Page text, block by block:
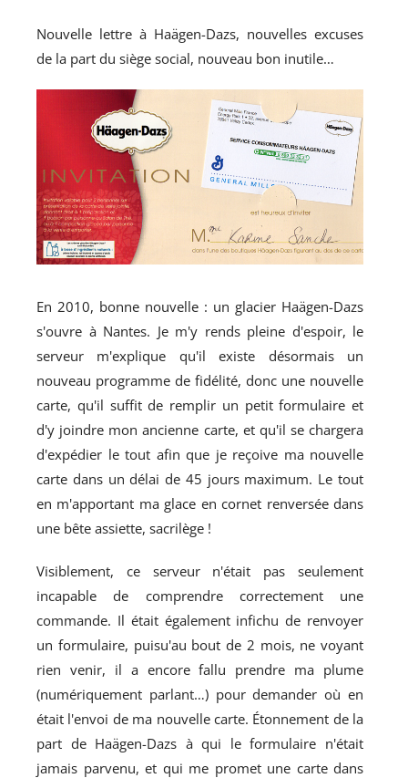
Nouvelle lettre à Haägen-Dazs, nouvelles excuses
de la part du siège social, nouveau bon inutile…
En 2010, bonne nouvelle : un glacier Haägen-Dazs
s'ouvre à Nantes. Je m'y rends pleine d'espoir, le
serveur m'explique qu'il existe désormais un
nouveau programme de fidélité, donc une nouvelle
carte, qu'il suffit de remplir un petit formulaire et
d'y joindre mon ancienne carte, et qu'il se chargera
d'expédier le tout afin que je reçoive ma nouvelle
carte dans un délai de 45 jours maximum. Le tout
en m'apportant ma glace en cornet renversée dans
une bête assiette, sacrilège !
Visiblement, ce serveur n'était pas seulement
incapable de comprendre correctement une
commande. Il était également infichu de renvoyer
un formulaire, puisu'au bout de 2 mois, ne voyant
rien venir, il a encore fallu prendre ma plume
(numériquement parlant…) pour demander où en
était l'envoi de ma nouvelle carte. Étonnement de la
part de Haägen-Dazs à qui le formulaire n'était
jamais parvenu, et qui me promet une carte dans